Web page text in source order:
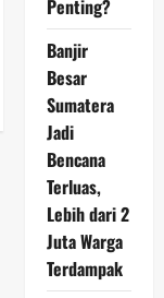
Penting?
Banjir
Besar
Sumatera
Jadi
Bencana
Terluas,
Lebih dari 2
Juta Warga
Terdampak